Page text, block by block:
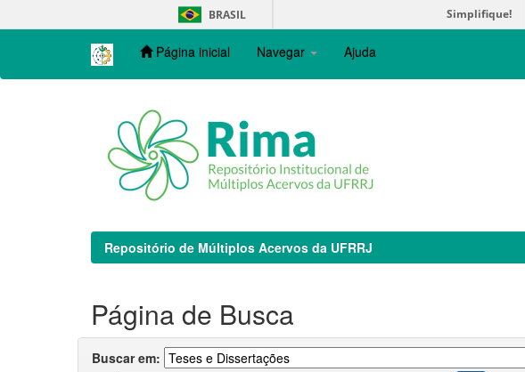
navigation
BRASIL Simplifique!
Página inicial Navegar Ajuda
Repositório de Múltiplos Acervos da UFRRJ
Página de Busca
Buscar em: